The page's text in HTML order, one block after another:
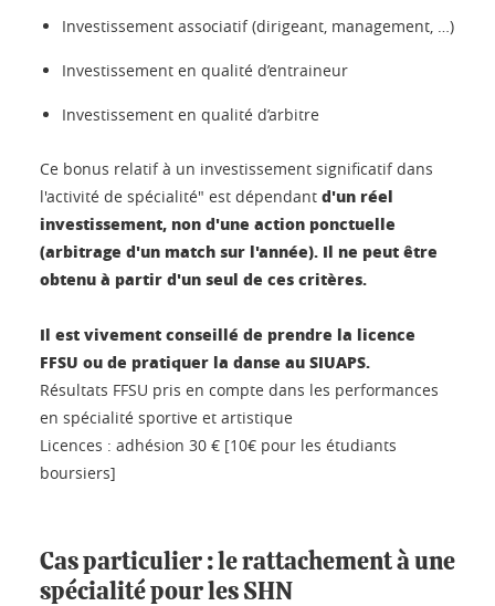
Investissement associatif (dirigeant, management, …)
Investissement en qualité d’entraineur
Investissement en qualité d’arbitre
Ce bonus relatif à un investissement significatif dans
l'activité de spécialité" est dépendant d'un réel
investissement, non d'une action ponctuelle
(arbitrage d'un match sur l'année). Il ne peut être
obtenu à partir d'un seul de ces critères.
Il est vivement conseillé de prendre la licence
FFSU ou de pratiquer la danse au SIUAPS.
Résultats FFSU pris en compte dans les performances
en spécialité sportive et artistique
Licences : adhésion 30 € [10€ pour les étudiants
boursiers]
Cas particulier : le rattachement à une
spécialité pour les SHN